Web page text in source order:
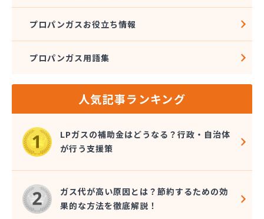
株式会社高木商店
株式会社今西
株式会社三金住宅
株式会社山口商店
株式会社山本燃料住設サービス
株式会社市川燃料店
株式会社滋田燃料
株式会社式会社大勝
株式会社樹木屋
株式会社秋元商店
株式会社小泉太郎商店
株式会社昭光
株式会社松陰会舘
プロパンガスお役立ち情報
プロパンガス用語集
人気記事ランキング
LPガスの補助金はどうなる？行政・自治体
が行う支援策
ガス代が高い原因とは？節約するための効
果的な方法を徹底解説！